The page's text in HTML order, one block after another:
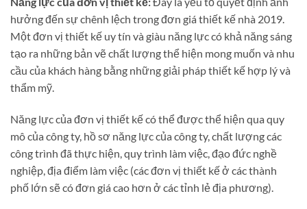
hưởng đến sự chênh lệch trong đơn giá thiết kế nhà 2019.
Một đơn vị thiết kế uy tín và giàu năng lực có khả năng sáng
tạo ra những bản vẽ chất lượng thể hiện mong muốn và nhu
cầu của khách hàng bằng những giải pháp thiết kế hợp lý và
thẩm mỹ.
Năng lực của đơn vị thiết kế có thể được thể hiện qua quy
mô của công ty, hồ sơ năng lực của công ty, chất lượng các
công trình đã thực hiện, quy trình làm việc, đạo đức nghề
nghiệp, địa điểm làm việc (các đơn vị thiết kế ở các thành
phố lớn sẽ có đơn giá cao hơn ở các tỉnh lẻ địa phương).